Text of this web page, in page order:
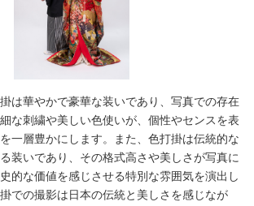
は華やかで豪華な装いであり、写真での存在
な刺繍や美しい色使いが、個性やセンスを表
一層豊かにします。また、色打掛は伝統的な
装いであり、その格式高さや美しさが写真に
的な価値を感じさせる特別な雰囲気を演出し
での撮影は日本の伝統と美しさを感じなが